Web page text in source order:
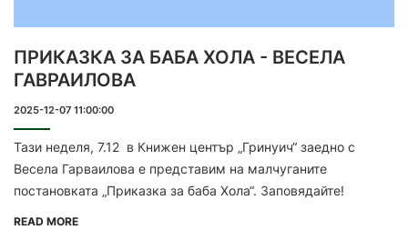
ПРИКАЗКА ЗА БАБА ХОЛА - ВЕСЕЛА
ГАВРАИЛОВА
2025-12-07 11:00:00
Тази неделя, 7.12 в Книжен център „Гринуич“ заедно с
Весела Гарваилова е представим на малчуганите
постановката „Приказка за баба Хола“. Заповядайте!
READ MORE